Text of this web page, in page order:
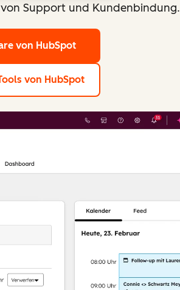
Support und Kundenbindung.
von HubSpot
von HubSpot